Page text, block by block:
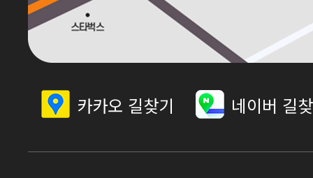
카카오 길찾기 네이버 길